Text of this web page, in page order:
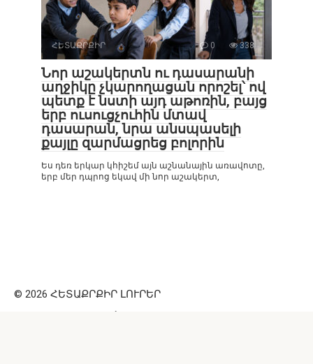
ՀԵՏԱՔՐՔԻՐ 0 338
Նոր աշակերտն ու դասարանի
աղջիկը չկարողացան որոշել՝ ով
պետք է նստի այդ աթոռին, բայց
երբ ուսուցչուհին մտավ
դասարան, նրա անսպասելի
քայլը զարմացրեց բոլորին
Ես դեռ երկար կհիշեմ այն աշնանային առավոտը,
երբ մեր դպրոց եկավ մի նոր աշակերտ,
© 2026 ՀԵՏԱՔՐՔԻՐ ԼՈՒՐԵՐ
Внимание! Данный веб ресурс носит исключительно